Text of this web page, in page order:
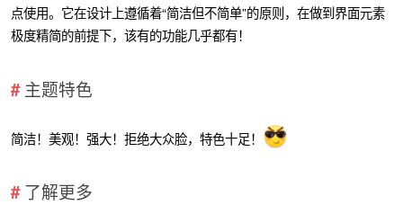
点使用。它在设计上遵循着“简洁但不简单”的原则，在做到界面元素
极度精简的前提下，该有的功能几乎都有！
主题特色
简洁！美观！强大！拒绝大众脸，特色十足！
了解更多